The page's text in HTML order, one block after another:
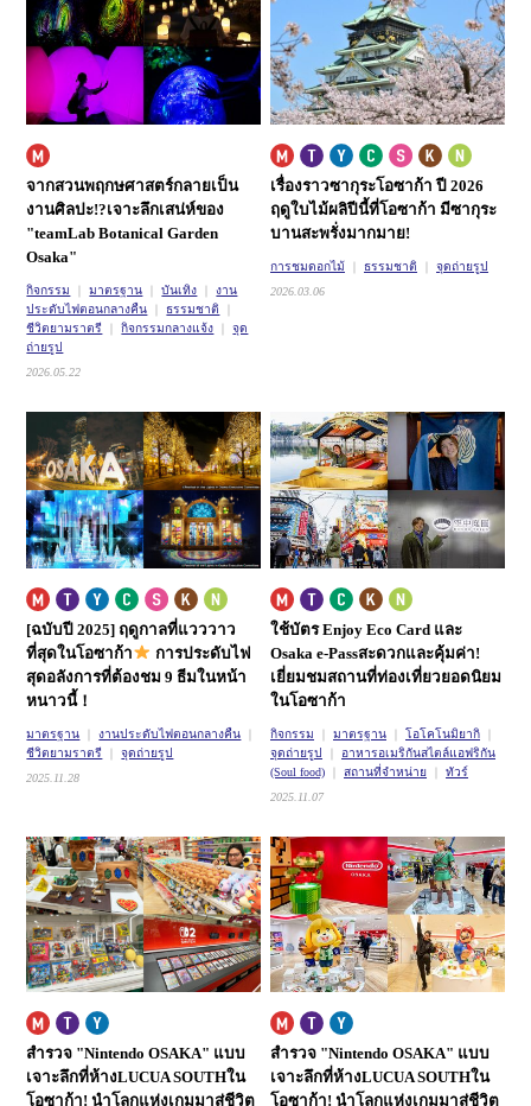
จากสวนพฤกษศาสตร์กลายเป็น
งานศิลปะ!?เจาะลึกเสน่ห์ของ
"teamLab Botanical Garden
Osaka"
กิจกรรม มาตรฐาน บันเทิง
งาน
ประดับไฟตอนกลางคืน
ธรรมชาติ
ชีวิตยามราตรี
กิจกรรมกลางแจ้ง
จุด
ถ่ายรูป
2026.05.22
เรื่องราวซากุระโอซาก้า ปี 2026
ฤดูใบไม้ผลิปีนี้ที่โอซาก้า มีซากุระ
บานสะพรั่งมากมาย!
การชมดอกไม้ ธรรมชาติ
จุดถ่ายรูป
2026.03.06
[ฉบับปี 2025] ฤดูกาลที่แวววาว
ที่สุดในโอซาก้า
การประดับไฟ
สุดอลังการที่ต้องชม 9 ธีมในหน้า
หนาวนี้！
มาตรฐาน
งานประดับไฟตอนกลางคืน
ชีวิตยามราตรี
จุดถ่ายรูป
2025.11.28
ใช้บัตร Enjoy Eco Card และ
Osaka e-Passสะดวกและคุ้มค่า!
เยี่ยมชมสถานที่ท่องเที่ยวยอดนิยม
ในโอซาก้า
กิจกรรม มาตรฐาน
โอโคโนมิยากิ
จุดถ่ายรูป
อาหารอเมริกันสไตล์แอฟริกัน
(Soul food)
สถานที่จำหน่าย
ทัวร์
2025.11.07
สำรวจ "Nintendo OSAKA" แบบ
เจาะลึกที่ห้างLUCUA SOUTHใน
โอซาก้า!นำโลกแห่งเกมมาสู่ชีวิต
สำรวจ "Nintendo OSAKA" แบบ
เจาะลึกที่ห้างLUCUA SOUTHใน
โอซาก้า!นำโลกแห่งเกมมาสู่ชีวิต